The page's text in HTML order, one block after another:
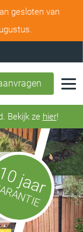
gesloten van
Bekijk ze hier!
jaar